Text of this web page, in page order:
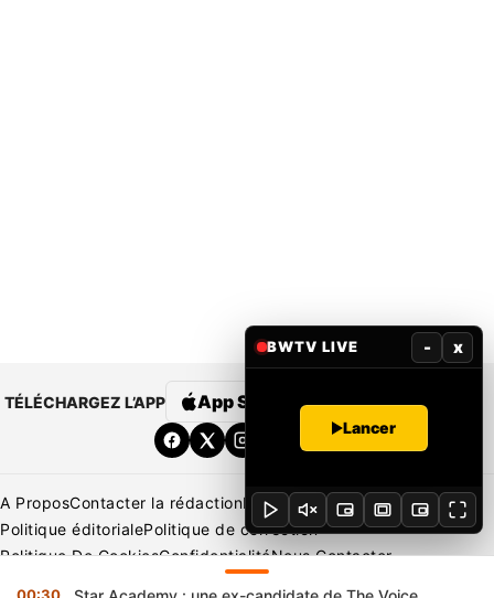
TÉLÉCHARGEZ L’APP App Store Google Play
A ProposContacter la rédactionRédaction Mentions légales
Politique éditorialePolitique de correction
Politique De CookiesConfidentialitéNous Contacter
BWTV LIVE - x
Lancer